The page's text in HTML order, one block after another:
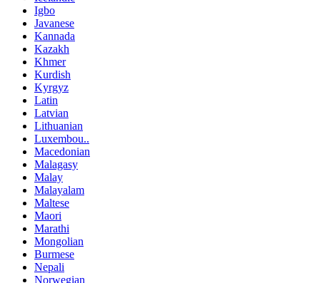
Igbo
Javanese
Kannada
Kazakh
Khmer
Kurdish
Kyrgyz
Latin
Latvian
Lithuanian
Luxembou..
Macedonian
Malagasy
Malay
Malayalam
Maltese
Maori
Marathi
Mongolian
Burmese
Nepali
Norwegian